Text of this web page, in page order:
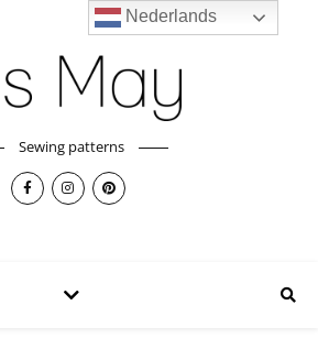
Sewing patterns
Nederlands